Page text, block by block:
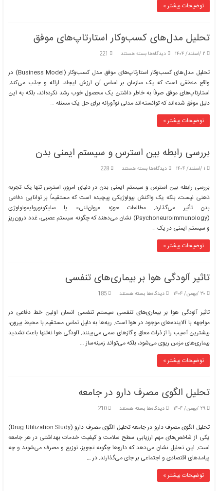
توضیحات بیشتر »
تحلیل مدل‌های کسب‌وکار استارتاپ‌های موفق
۲ /اسفند/ ۱۴۰۴ دیدگاه‌هابرای
مدل‌های
کسب‌وکار
استارتاپ‌های
موفق
بسته هستند 221
تحلیل مدل‌های کسب‌وکار استارتاپ‌های موفق مدل کسب‌وکار (Business Model) در
واقع منطقی است که یک سازمان بر اساس آن ارزش ایجاد، ارائه و جذب می‌کند.
استارتاپ‌های موفق صرفاً به خاطر داشتن یک محصول خوب رشد نکرده‌اند، بلکه به این
دلیل موفق شده‌اند که توانسته‌اند مدلی نوآورانه برای حل یک مسئله …
توضیحات بیشتر »
بررسی رابطه بین استرس و سیستم ایمنی بدن
۱ /اسفند/ ۱۴۰۴ دیدگاه‌هابرای
رابطه
بین
استرس
و
سیستم
بسته هستند 228
بررسی رابطه بین استرس و سیستم ایمنی بدن در دنیای امروز، استرس تنها یک تجربه
ذهنی نیست، بلکه یک واکنش بیولوژیکی پیچیده است که مستقیماً بر توانایی دفاعی
بدن تأثیر می‌گذارد. مطالعات حوزه «روان‌تنی» یا سایکونوروایمونولوژی
(Psychoneuroimmunology) نشان می‌دهند که چگونه سیستم عصبی، غدد درون‌ریز
و سیستم ایمنی در یک …
توضیحات بیشتر »
تاثیر آلودگی هوا بر بیماری‌های تنفسی
۳۰ /بهمن/ ۱۴۰۴ دیدگاه‌هابرای
آلودگی
هوا
بر
بیماری‌های
تنفسی
بسته هستند 185
تاثیر آلودگی هوا بر بیماری‌های تنفسی سیستم تنفسی انسان اولین خط دفاعی در
مواجهه با آلاینده‌های موجود در هوا است. ریه‌ها به دلیل تماس مستقیم با محیط بیرون،
بیشترین آسیب را از ذرات معلق و گازهای سمی می‌بینند. آلودگی هوا نه‌تنها باعث تشدید
بیماری‌های مزمن ریوی می‌شود، بلکه می‌تواند زمینه‌ساز …
توضیحات بیشتر »
تحلیل الگوی مصرف دارو در جامعه
۲۹ /بهمن/ ۱۴۰۴ دیدگاه‌هابرای
الگوی
مصرف
دارو
در
جامعه
بسته هستند 210
تحلیل الگوی مصرف دارو در جامعه تحلیل الگوی مصرف دارو (Drug Utilization Study)
یکی از شاخص‌های مهم ارزیابی سطح سلامت و کیفیت خدمات بهداشتی در هر جامعه
است. این تحلیل نشان می‌دهد که داروها چگونه تجویز، توزیع و مصرف می‌شوند و چه
پیامدهای اقتصادی و اجتماعی بر جای می‌گذارند. در …
توضیحات بیشتر »